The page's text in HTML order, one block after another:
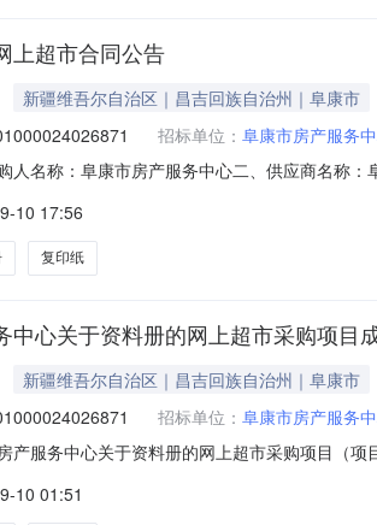
上超市合同公告
新疆维吾尔自治区｜昌吉回族自治州｜阜康市
招标单位： 阜康市房产服务
人名称：阜康市房产服务中心二、供应商名称
电池/电力配件南孚原装丰蓝干电池南孚/
10 17:56
复印纸
中心关于资料册的网上超市采购项目
新疆维吾尔自治区｜昌吉回族自治州｜阜康市
招标单位： 阜康市房产服务
产服务中心关于资料册的网上超市采购项目（
名称:新疆维吾尔自治区昌吉回族自治州阜康市
10 01:51